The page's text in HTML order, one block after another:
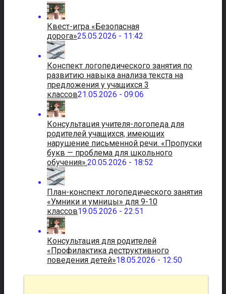
Квест-игра «Безопасная
дорога»25.05.2026 - 11:42
Конспект логопедического занятия по
развитию навыка анализа текста на
предложения у учащихся 3
классов21.05.2026 - 09:06
Консультация учителя-логопеда для
родителей учащихся, имеющих
нарушение письменной речи. «Пропуски
букв — проблема для школьного
обучения».20.05.2026 - 18:52
План-конспект логопедического занятия
«Умники и умницы» для 9-10
классов19.05.2026 - 22:51
Консультация для родителей
«Профилактика деструктивного
поведения детей»18.05.2026 - 12:50